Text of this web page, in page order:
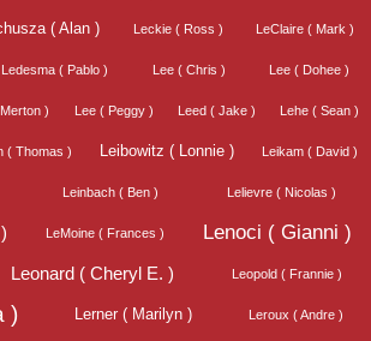
( Alan ) Leckie ( Ross ) LeClaire ( Mark )
Ledesma ( Pablo ) Lee ( Chris ) Lee ( Dohee )
) Lee ( Peggy ) Leed ( Jake ) Lehe ( Sean )
( Thomas ) Leibowitz ( Lonnie ) Leikam ( David )
Leinbach ( Ben ) Lelievre ( Nicolas )
LeMoine ( Frances ) Lenoci ( Gianni )
Leonard ( Cheryl E. ) Leopold ( Frannie )
) Lerner ( Marilyn ) Leroux ( Andre )